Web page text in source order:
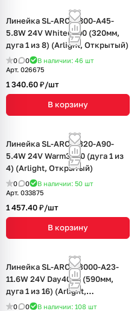
Линейка SL-ARC-D800-A45-
5.8W 24V White6000 (320мм,
дуга 1 из 8) (Arlight, Открытый)
0 0 В наличии: 46 шт
Арт. 026675
1 340.60 ₽/шт
В корзину
Линейка SL-ARC-D320-A90-
5.4W 24V Warm3000 (дуга 1 из
4) (Arlight, Открытый)
0 0 В наличии: 50 шт
Арт. 033875
1 457.40 ₽/шт
В корзину
Линейка SL-ARC-D3000-A23-
11.6W 24V Day4000 (590мм,
дуга 1 из 16) (Arlight,
Открытый)
0 0 В наличии: 108 шт